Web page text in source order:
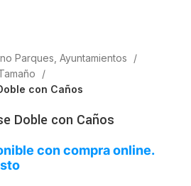
Parques, Ayuntamientos
con Caños
Doble con Caños
con compra online.